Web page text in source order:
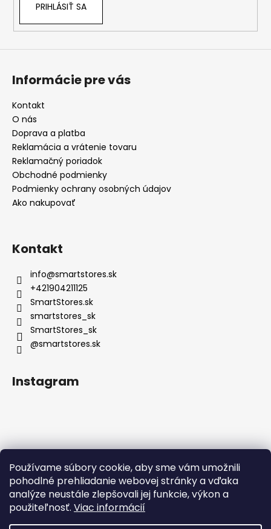
Používame súbory cookie, aby sme vám umožnili
pohodlné prehliadanie webovej stránky a vďaka
analýze neustále zlepšovali jej funkcie, výkon a
použiteľnosť. Viac informácií
PRIHLÁSIŤ SA
Informácie pre vás
Kontakt
O nás
Doprava a platba
Reklamácia a vrátenie tovaru
Reklamačný poriadok
Obchodné podmienky
Podmienky ochrany osobných údajov
Ako nakupovať
Kontakt
info@smartstores.sk
+421904211125
SmartStores.sk
smartstores_sk
SmartStores_sk
@smartstores.sk
Instagram
Sledovať na Instagrame